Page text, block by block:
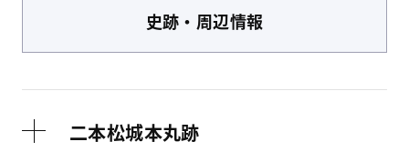
史跡・周辺情報
二本松城本丸跡